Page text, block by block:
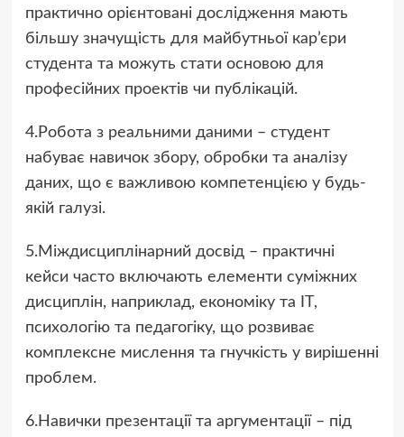
практично орієнтовані дослідження мають
більшу значущість для майбутньої кар’єри
студента та можуть стати основою для
професійних проектів чи публікацій.
4.Робота з реальними даними – студент
набуває навичок збору, обробки та аналізу
даних, що є важливою компетенцією у будь-
якій галузі.
5.Міждисциплінарний досвід – практичні
кейси часто включають елементи суміжних
дисциплін, наприклад, економіку та IT,
психологію та педагогіку, що розвиває
комплексне мислення та гнучкість у вирішенні
проблем.
6.Навички презентації та аргументації – під